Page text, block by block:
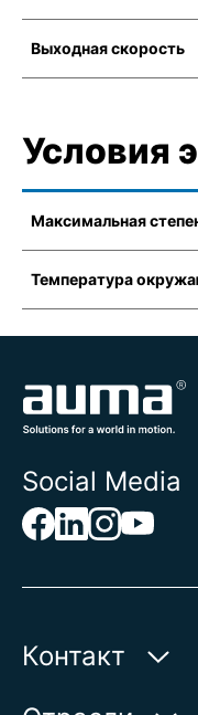
Выходная скорость
Условия
Максимальная
Температура
Social Media
Контакт